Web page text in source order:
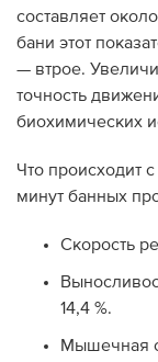
составляет
бани этот
— втрое.
точность
биохимических
Что происходит
минут банных
Скорость
14,4 %.
Мышечная